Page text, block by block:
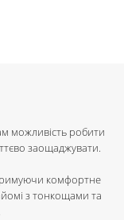
можливість робити
заощаджувати.
комфортне
з тонкощами та